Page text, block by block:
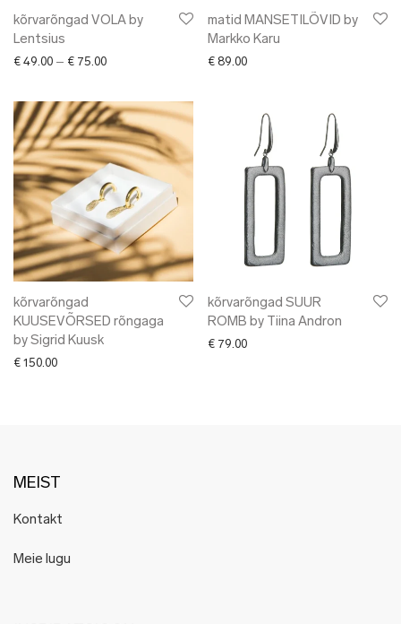
kõrvarõngad VOLA by
Lentsius
€ 49.00 – € 75.00Price range: € 49.00 through € 75.00
matid MANSETILÕVID by
Markko Karu
€ 89.00
kõrvarõngad
KUUSEVÕRSED rõngaga
by Sigrid Kuusk
€ 150.00
kõrvarõngad SUUR
ROMB by Tiina Andron
€ 79.00
MEIST
Kontakt
Meie lugu